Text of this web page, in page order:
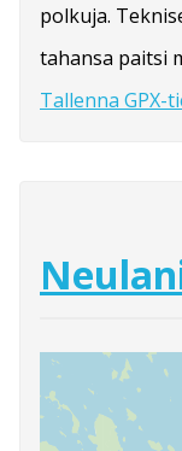
polkuja.
tahansa paitsi
Tallenna GPX-